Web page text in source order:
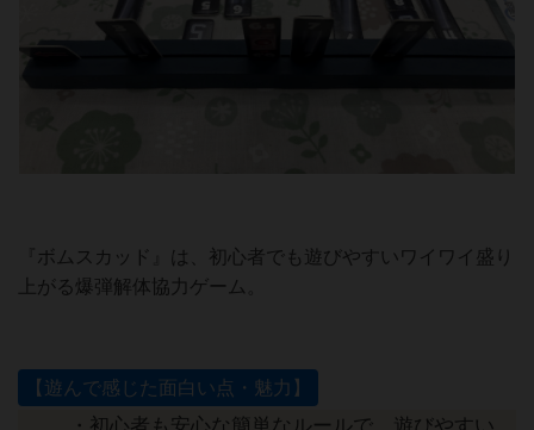
『ボムスカッド』は、初心者でも遊びやすいワイワイ盛り
上がる爆弾解体協力ゲーム。
【遊んで感じた面白い点・魅力】